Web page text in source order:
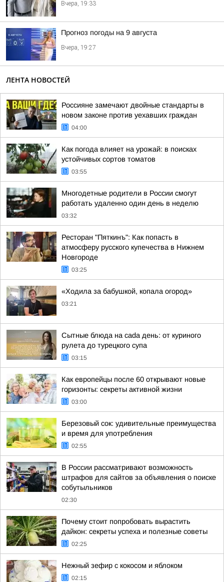
Вчера, 19:33
Прогноз погоды на 9 августа
Вчера, 19:27
ЛЕНТА НОВОСТЕЙ
Россияне замечают двойные стандарты в
новом законе против уехавших граждан
04:00
Как погода влияет на урожай: в поисках
устойчивых сортов томатов
03:55
Многодетные родители в России смогут
работать удаленно один день в неделю
03:32
Ресторан "Пяткинъ": Как попасть в
атмосферу русского купечества в Нижнем
Новгороде
03:25
«Ходила за бабушкой, копала огород»
03:21
Сытные блюда на cada день: от куриного
рулета до турецкого супа
03:15
Как европейцы после 60 открывают новые
горизонты: секреты активной жизни
03:00
Березовый сок: удивительные преимущества
и время для употребления
02:55
В России рассматривают возможность
штрафов для сайтов за объявления о поиске
собутыльников
02:30
Почему стоит попробовать вырастить
дайкон: секреты успеха и полезные советы
02:25
Нежный зефир с кокосом и яблоком
02:15